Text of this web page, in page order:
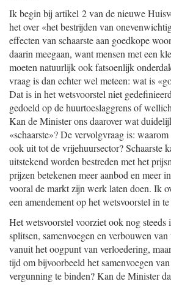
Ik begin bij artikel 2 van de nieuwe
het over «het bestrijden van
effecten van schaarste aan goedkope
daarin meegaan, want mensen met een
moeten natuurlijk ook fatsoenlijk
vraag is dan echter wel meteen: wat is
Dat is in het wetsvoorstel niet
gedoeld op de huurtoeslaggrens of
Kan de Minister ons daarover wat
«schaarste»? De vervolgvraag is:
ook uit tot de vrijehuursector? Schaarste
uitstekend worden bestreden met het
prijzen betekenen meer aanbod en meer
vooral de markt zijn werk laten doen. Ik
een amendement op het wetsvoorstel in
Het wetsvoorstel voorziet ook nog
splitsen, samenvoegen en verbouwen
vanuit het oogpunt van verloedering,
tijd om bijvoorbeeld het samenvoegen
vergunning te binden? Kan de Minister